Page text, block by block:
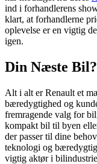
ind i forhandlerens
klart, at forhandlerne
oplevelse er en vigtig
igen.
Din Næste
Alt i alt er Renault et
bæredygtighed og
fremragende valg for
kompakt bil til byen
der passer til dine
teknologi og
vigtig aktør i